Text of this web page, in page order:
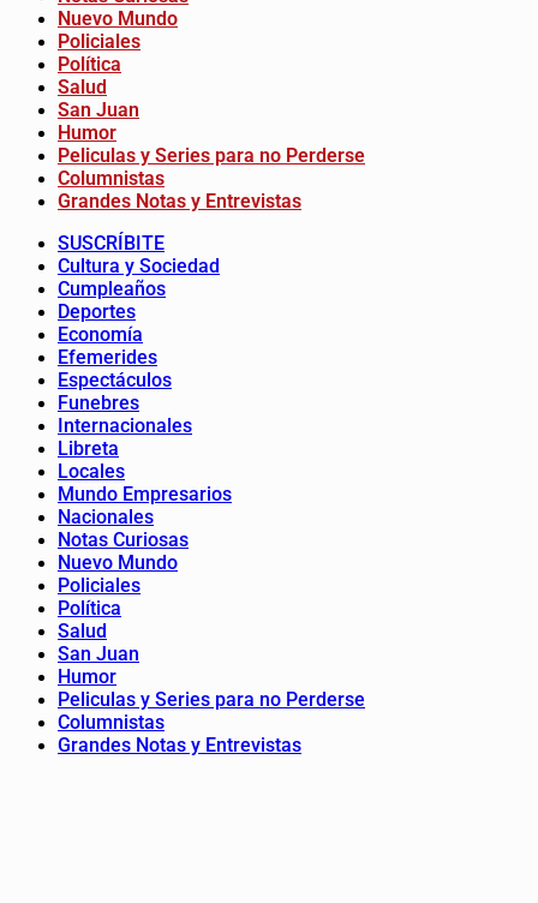
Nuevo Mundo
Policiales
Política
Salud
San Juan
Humor
Peliculas y Series para no Perderse
Columnistas
Grandes Notas y Entrevistas
SUSCRÍBITE
Cultura y Sociedad
Cumpleaños
Deportes
Economía
Efemerides
Espectáculos
Funebres
Internacionales
Libreta
Locales
Mundo Empresarios
Nacionales
Notas Curiosas
Nuevo Mundo
Policiales
Política
Salud
San Juan
Humor
Peliculas y Series para no Perderse
Columnistas
Grandes Notas y Entrevistas